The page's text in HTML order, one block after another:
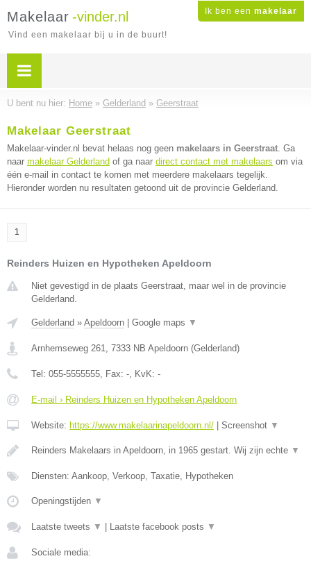
Ik ben een makelaar
Makelaar -vinder.nl
Vind een makelaar bij u in de buurt!
U bent nu hier: Home » Gelderland » Geerstraat
Makelaar Geerstraat
Makelaar-vinder.nl bevat helaas nog geen makelaars in Geerstraat. Ga
naar makelaar Gelderland of ga naar direct contact met makelaars om via
één e-mail in contact te komen met meerdere makelaars tegelijk.
Hieronder worden nu resultaten getoond uit de provincie Gelderland.
1
Reinders Huizen en Hypotheken Apeldoorn
Niet gevestigd in de plaats Geerstraat, maar wel in de provincie
Gelderland.
Gelderland » Apeldoorn Google maps ▼
Arnhemseweg 261, 7333 NB Apeldoorn (Gelderland)
Tel: 055-5555555, Fax: -, KvK: -
E-mail › Reinders Huizen en Hypotheken Apeldoorn
Website: https://www.makelaarinapeldoorn.nl/ Screenshot ▼
Reinders Makelaars in Apeldoorn, in 1965 gestart. Wij zijn echte ▼
Diensten: Aankoop, Verkoop, Taxatie, Hypotheken
Openingstijden ▼
Laatste tweets ▼ Laatste facebook posts ▼
Sociale media: